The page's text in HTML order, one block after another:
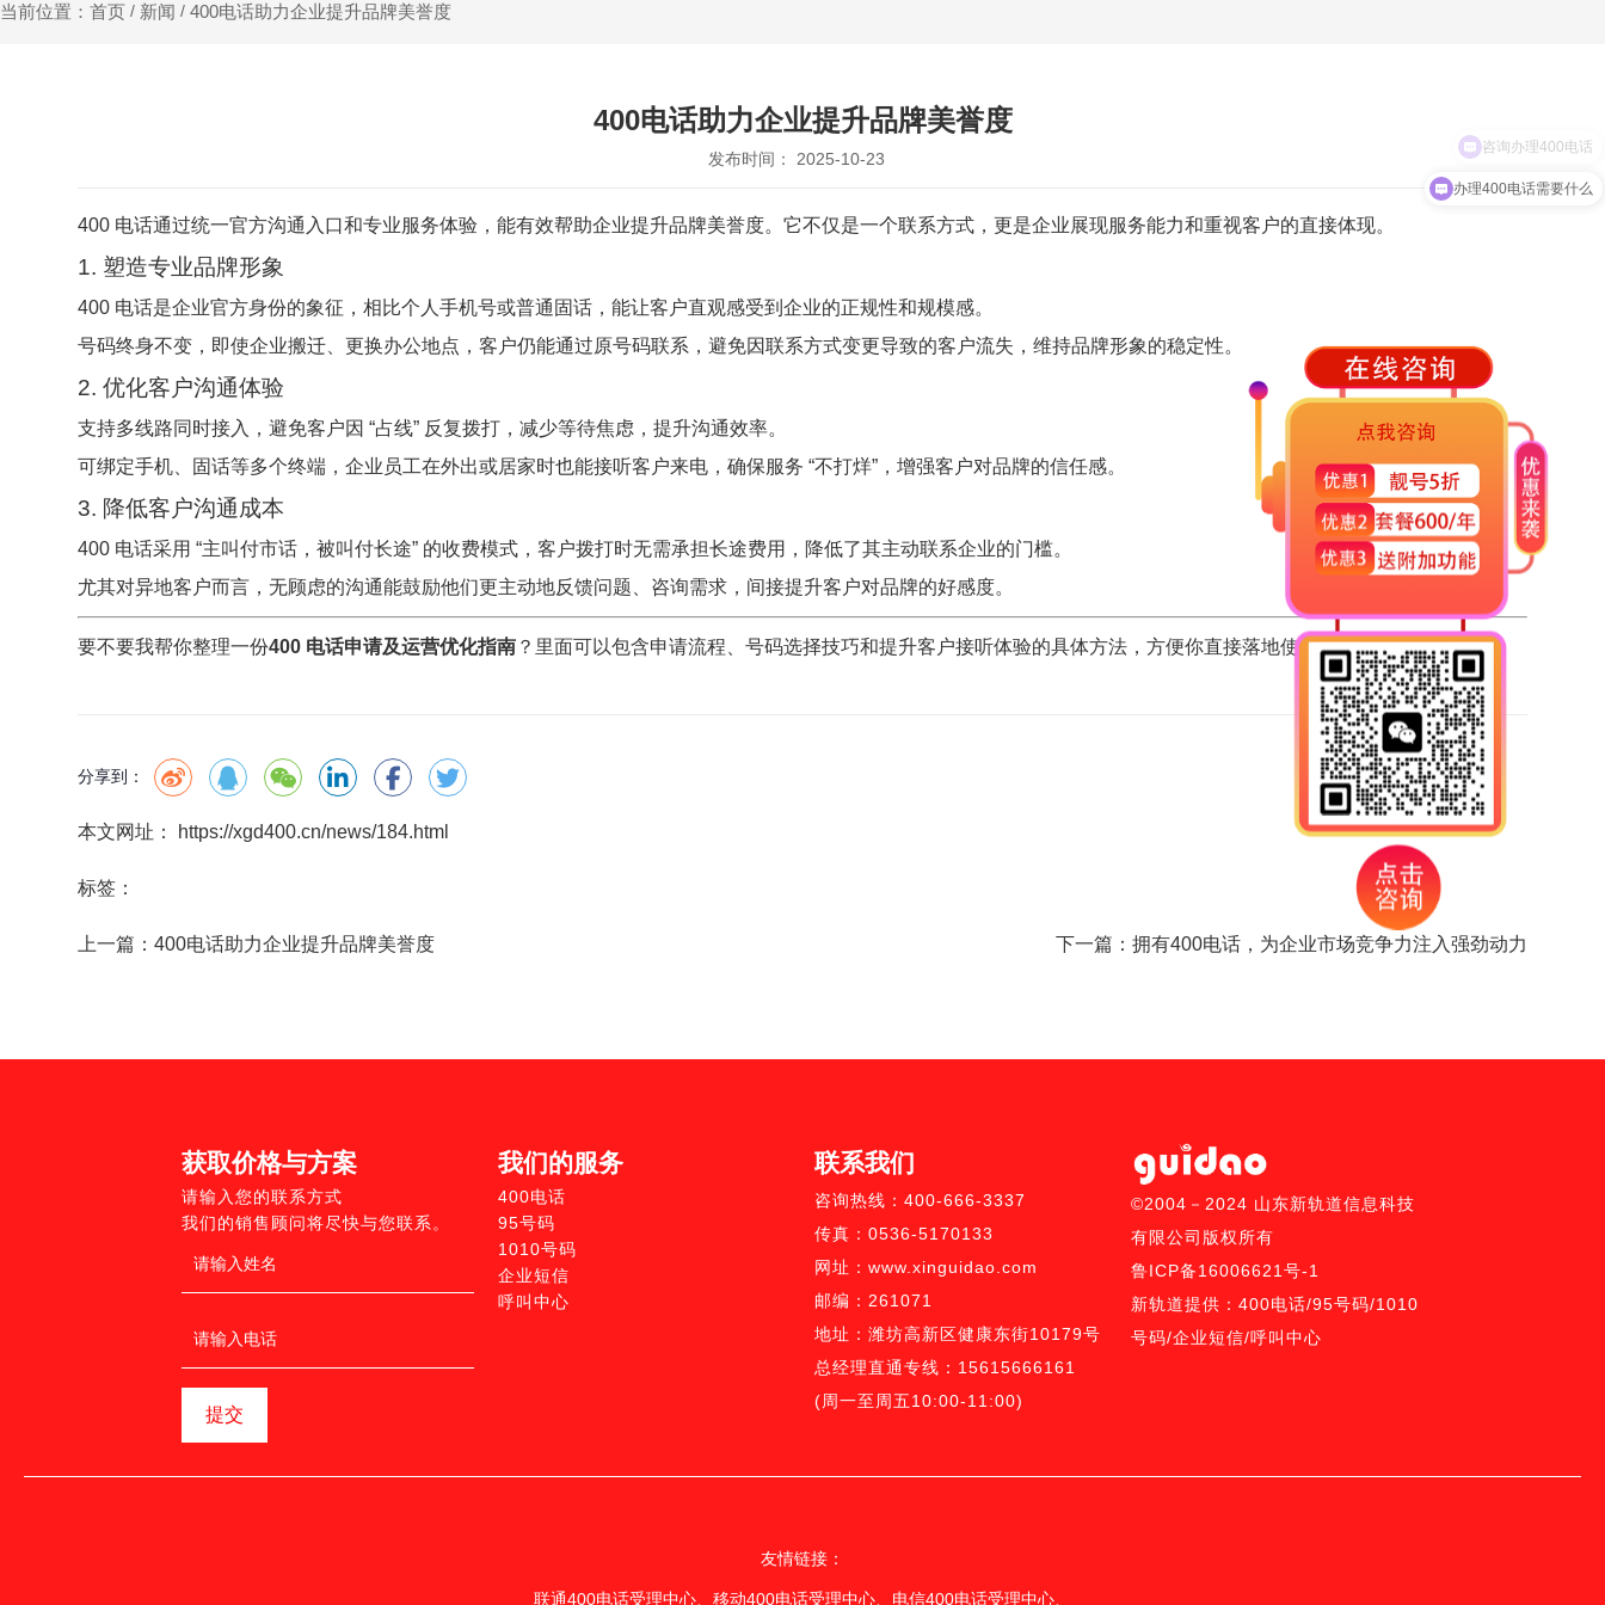
当前位置：首页 / 新闻 / 400电话助力企业提升品牌美誉度
400电话助力企业提升品牌美誉度
发布时间： 2025-10-23
400 电话通过统一官方沟通入口和专业服务体验，能有效帮助企业提升品牌美誉度。它不仅是一个联系方式，更是企业展现服务能力和重视客户的直接体现。
1. 塑造专业品牌形象
400 电话是企业官方身份的象征，相比个人手机号或普通固话，能让客户直观感受到企业的正规性和规模感。
号码终身不变，即使企业搬迁、更换办公地点，客户仍能通过原号码联系，避免因联系方式变更导致的客户流失，维持品牌形象的稳定性。
2. 优化客户沟通体验
支持多线路同时接入，避免客户因 “占线” 反复拨打，减少等待焦虑，提升沟通效率。
可绑定手机、固话等多个终端，企业员工在外出或居家时也能接听客户来电，确保服务 “不打烊”，增强客户对品牌的信任感。
3. 降低客户沟通成本
400 电话采用 “主叫付市话，被叫付长途” 的收费模式，客户拨打时无需承担长途费用，降低了其主动联系企业的门槛。
尤其对异地客户而言，无顾虑的沟通能鼓励他们更主动地反馈问题、咨询需求，间接提升客户对品牌的好感度。
要不要我帮你整理一份400 电话申请及运营优化指南 ？里面可以包含申请流程、号码选择技巧和提升客户接听体验的具体方法，方便你直接落地使用。
分享到：
本文网址： https://xgd400.cn/news/184.html
标签：
上一篇： 400电话助力企业提升品牌美誉度 下一篇： 拥有400电话，为企业市场竞争力注入强劲动力
获取价格与方案
请输入您的联系方式
我们的销售顾问将尽快与您联系。
提交
我们的服务
400电话
95号码
1010号码
企业短信
呼叫中心
联系我们
咨询热线：400-666-3337
传真：0536-5170133
网址：www.xinguidao.com
邮编：261071
地址：潍坊高新区健康东街10179号
总经理直通专线：15615666161
(周一至周五10:00-11:00)
©2004－2024 山东新轨道信息科技
有限公司版权所有
鲁ICP备16006621号-1
新轨道提供： 400电话/95号码/1010
号码/企业短信/呼叫中心
友情链接：
联通400电话受理中心、 移动400电话受理中心 电信400电话受理中心
办理400电话需要什么